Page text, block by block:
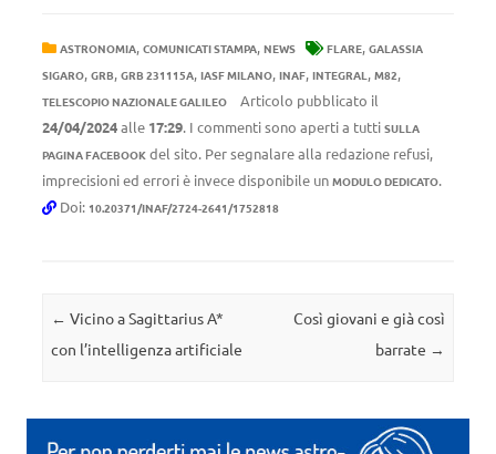
ASTRONOMIA, COMUNICATI STAMPA, NEWS FLARE, GALASSIA
SIGARO, GRB, GRB 231115A, IASF MILANO, INAF, INTEGRAL, M82,
TELESCOPIO NAZIONALE GALILEO
Articolo pubblicato il
24/04/2024alle 17:29. I commenti sono aperti a tutti SULLA
PAGINA FACEBOOK del sito. Per segnalare alla redazione refusi,
imprecisioni ed errori è invece disponibile un MODULO DEDICATO.
Doi: 10.20371/INAF/2724-2641/1752818
Navigazione articolo
← Vicino a Sagittarius A*
con l’intelligenza artificiale
Così giovani e già così
barrate →